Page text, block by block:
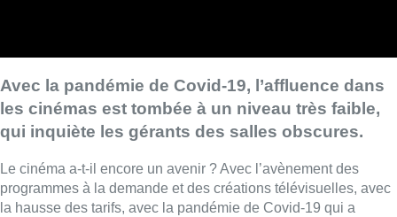
Avec la pandémie de Covid-19, l’affluence dans
les cinémas est tombée à un niveau très faible,
qui inquiète les gérants des salles obscures.
Le cinéma a-t-il encore un avenir ? Avec l’avènement des
programmes à la demande et des créations télévisuelles, avec
la hausse des tarifs, avec la pandémie de Covid-19 qui a